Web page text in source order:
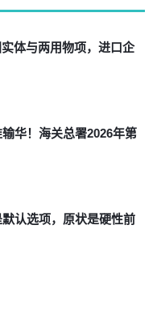
体与两用物项，进口企
华！海关总署2026年第
认选项，原状是硬性前